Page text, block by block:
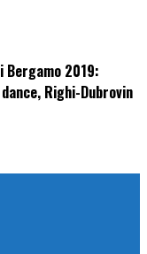
2019:
Righi-Dubrovin